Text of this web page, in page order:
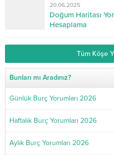
20.06.2025
Doğum Haritası
Hesaplama
Tüm Köşe
Bunları mı Aradınız?
Günlük Burç Yorumları 2026
Haftalık Burç Yorumları 2026
Aylık Burç Yorumları 2026